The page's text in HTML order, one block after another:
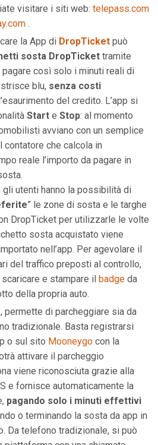
visitare i siti web: telepass.com
.
la App di DropTicket può
sosta DropTicket tramite
così solo i minuti reali di
blu, senza costi
del credito. L’app si
Start e Stop: al momento
avviano con un semplice
che calcola in
reale l’importo da pagare in
gli utenti hanno la possibilità di
” le zone di sosta e le targhe
DropTicket per utilizzarle le volte
sosta acquistato viene
nell’app. Per agevolare il
del traffico preposti al controllo,
e stampare il badge da
della propria auto.
permette di parcheggiare sia da
tradizionale. Basta registrarsi
o sul sito Mooneygo con la
attivare il parcheggio
viene riconosciuta grazie alla
e fornisce automaticamente la
pagando solo i minuti effettivi
o terminando la sosta da app in
Da telefono tradizionale, si può